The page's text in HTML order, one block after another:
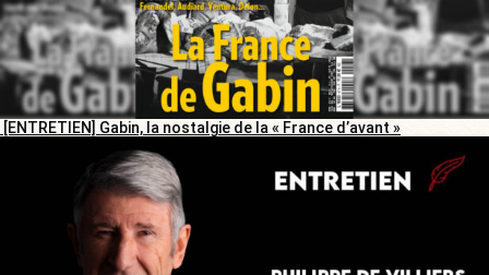
[ENTRETIEN] Gabin, la nostalgie de la « France d’avant »